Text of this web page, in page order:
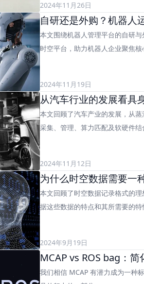
2024年11月26日
自研还是外购？机器人
本文围绕机器人管理平台的自研
时空平台，助力机器人企业聚焦核
2024年11月19日
从汽车行业的发展看具
本文回顾了汽车产业的发展，从
采集、管理、算力匹配及软硬件结
2024年11月12日
为什么时空数据需要一
本文回顾了时空数据记录格式的
2024年9月19日
MCAP vs ROS bag：
我们相信 MCAP 有潜力成为一种